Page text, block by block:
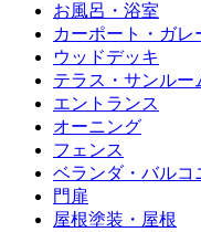
お風呂・浴室
カーポート・ガレ
ウッドデッキ
テラス・サンルー
エントランス
オーニング
フェンス
ベランダ・バルコ
門扉
屋根塗装・屋根